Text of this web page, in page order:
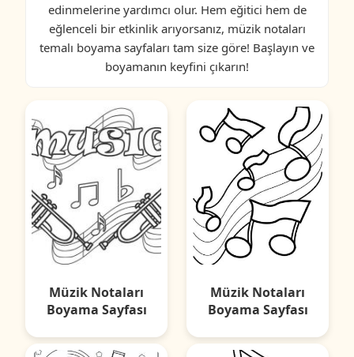
edinmelerine yardımcı olur. Hem eğitici hem de
eğlenceli bir etkinlik arıyorsanız, müzik notaları
temalı boyama sayfaları tam size göre! Başlayın ve
boyamanın keyfini çıkarın!
Müzik Notaları
Boyama Sayfası
Müzik Notaları
Boyama Sayfası